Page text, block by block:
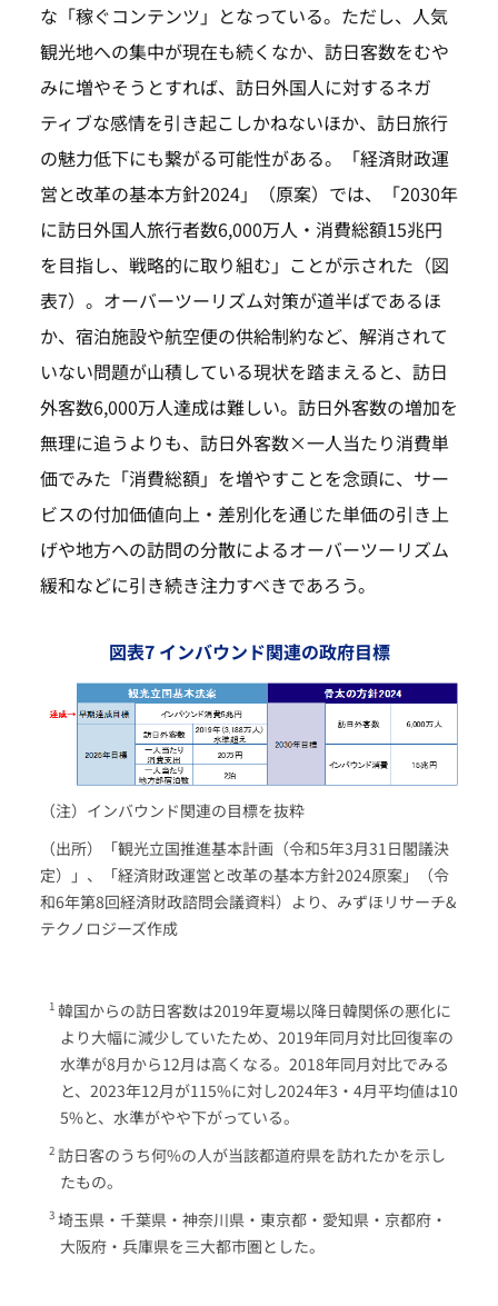
な「稼ぐコンテンツ」となっている。ただし、人気
観光地への集中が現在も続くなか、訪日客数をむや
みに増やそうとすれば、訪日外国人に対するネガ
ティブな感情を引き起こしかねないほか、訪日旅行
の魅力低下にも繋がる可能性がある。「経済財政運
営と改革の基本方針2024」（原案）では、「2030年
に訪日外国人旅行者数6,000万人・消費総額15兆円
を目指し、戦略的に取り組む」ことが示された（図
表7）。オーバーツーリズム対策が道半ばであるほ
か、宿泊施設や航空便の供給制約など、解消されて
いない問題が山積している現状を踏まえると、訪日
外客数6,000万人達成は難しい。訪日外客数の増加を
無理に追うよりも、訪日外客数×一人当たり消費単
価でみた「消費総額」を増やすことを念頭に、サー
ビスの付加価値向上・差別化を通じた単価の引き上
げや地方への訪問の分散によるオーバーツーリズム
緩和などに引き続き注力すべきであろう。
図表7 インバウンド関連の政府目標
（注）インバウンド関連の目標を抜粋
（出所）「観光立国推進基本計画（令和5年3月31日閣議決
定）」、「経済財政運営と改革の基本方針2024原案」（令
和6年第8回経済財政諮問会議資料）より、みずほリサーチ&
テクノロジーズ作成
韓国からの訪日客数は2019年夏場以降日韓関係の悪化に
より大幅に減少していたため、2019年同月対比回復率の
水準が8月から12月は高くなる。2018年同月対比でみる
と、2023年12月が115%に対し2024年3・4月平均値は10
5%と、水準がやや下がっている。
訪日客のうち何%の人が当該都道府県を訪れたかを示し
たもの。
埼玉県・千葉県・神奈川県・東京都・愛知県・京都府・
大阪府・兵庫県を三大都市圏とした。